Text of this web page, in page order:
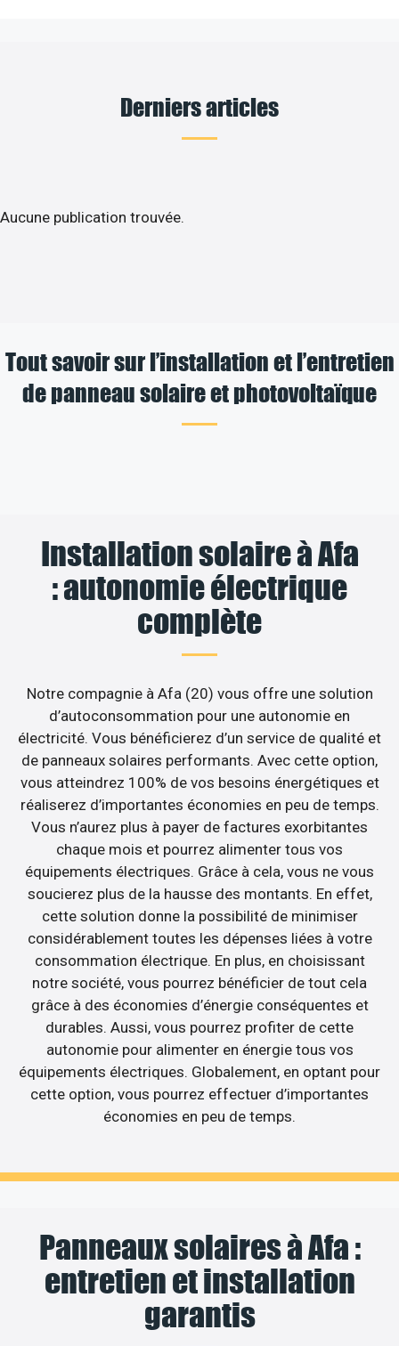
Derniers articles
Aucune publication trouvée.
Tout savoir sur l’installation et l’entretien
de panneau solaire et photovoltaïque
Installation solaire à Afa
: autonomie électrique
complète
Notre compagnie à Afa (20) vous offre une solution
d’autoconsommation pour une autonomie en
électricité. Vous bénéficierez d’un service de qualité et
de panneaux solaires performants. Avec cette option,
vous atteindrez 100% de vos besoins énergétiques et
réaliserez d’importantes économies en peu de temps.
Vous n’aurez plus à payer de factures exorbitantes
chaque mois et pourrez alimenter tous vos
équipements électriques. Grâce à cela, vous ne vous
soucierez plus de la hausse des montants. En effet,
cette solution donne la possibilité de minimiser
considérablement toutes les dépenses liées à votre
consommation électrique. En plus, en choisissant
notre société, vous pourrez bénéficier de tout cela
grâce à des économies d’énergie conséquentes et
durables. Aussi, vous pourrez profiter de cette
autonomie pour alimenter en énergie tous vos
équipements électriques. Globalement, en optant pour
cette option, vous pourrez effectuer d’importantes
économies en peu de temps.
Panneaux solaires à Afa :
entretien et installation
garantis